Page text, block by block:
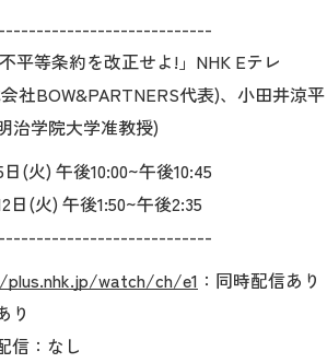
携
者向け 新入生サイト
平等条約を改正せよ!」NHK Eテレ
社BOW&PARTNERS代表)、小田井涼平
治学院大学准教授)
日(火) 午後10:00~午後10:45
日(火) 午後1:50~午後2:35
watch/ch/e1 ：同時配信あり
り
信：なし